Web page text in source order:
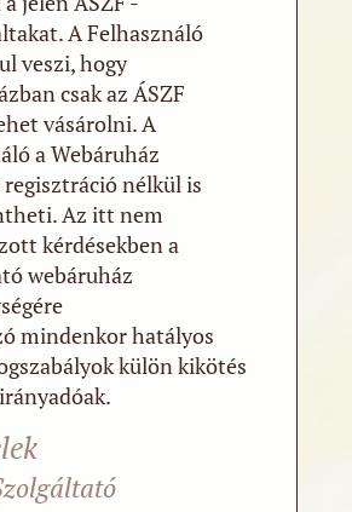
A Felhasználó
veszi, hogy
csak az ÁSZF
vásárolni. A
a Webáruház
nélkül is
Az itt nem
kérdésekben a
webáruház
mindenkor hatályos
külön kikötés